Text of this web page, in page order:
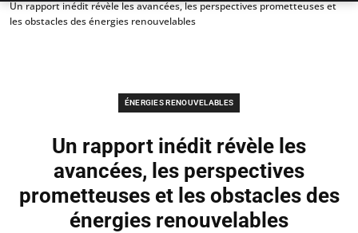
Un rapport inédit révèle les avancées, les perspectives prometteuses et
les obstacles des énergies renouvelables
ÉNERGIES RENOUVELABLES
Un rapport inédit révèle les
avancées, les perspectives
prometteuses et les obstacles des
énergies renouvelables